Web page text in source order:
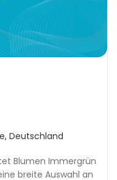
Deutschland
Blumen Immergrün
breite Auswahl an